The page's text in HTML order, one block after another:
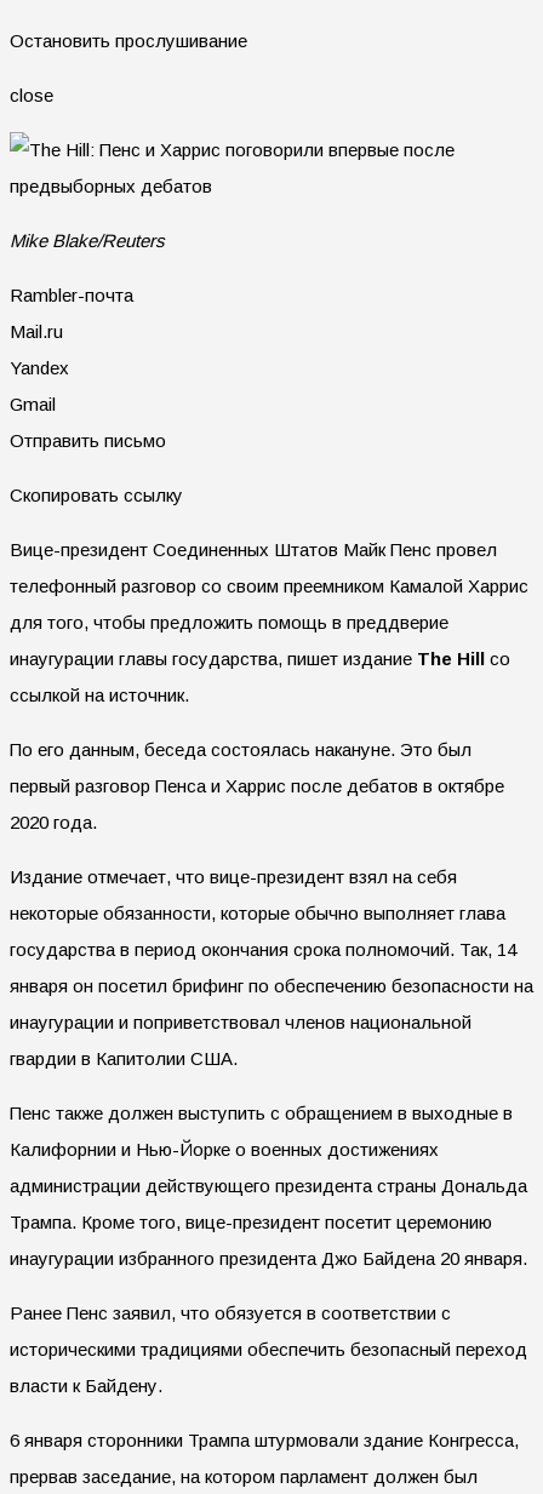
Остановить прослушивание
close
Mike Blake/Reuters
Rambler-почта
Mail.ru
Yandex
Gmail
Отправить письмо
Скопировать ссылку
Вице-президент Соединенных Штатов Майк Пенс провел
телефонный разговор со своим преемником Камалой Харрис
для того, чтобы предложить помощь в преддверие
инаугурации главы государства, пишет издание The Hill со
ссылкой на источник.
По его данным, беседа состоялась накануне. Это был
первый разговор Пенса и Харрис после дебатов в октябре
2020 года.
Издание отмечает, что вице-президент взял на себя
некоторые обязанности, которые обычно выполняет глава
государства в период окончания срока полномочий. Так, 14
января он посетил брифинг по обеспечению безопасности на
инаугурации и поприветствовал членов национальной
гвардии в Капитолии США.
Пенс также должен выступить с обращением в выходные в
Калифорнии и Нью-Йорке о военных достижениях
администрации действующего президента страны Дональда
Трампа. Кроме того, вице-президент посетит церемонию
инаугурации избранного президента Джо Байдена 20 января.
Ранее Пенс заявил, что обязуется в соответствии с
историческими традициями обеспечить безопасный переход
власти к Байдену.
6 января сторонники Трампа штурмовали здание Конгресса,
прервав заседание, на котором парламент должен был